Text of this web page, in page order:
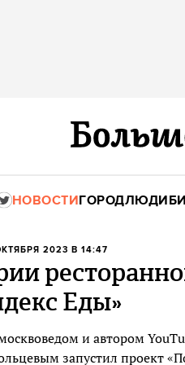
НОВОСТИГОРОДЛЮДИ
2023 В 14:47
Еды»
и автором
запустил проект